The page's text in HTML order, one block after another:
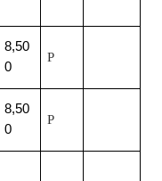
8,50
0
P
8,50
0
P